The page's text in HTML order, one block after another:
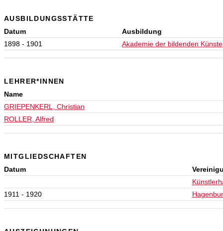
AUSBILDUNGSSTÄTTE
Datum
Ausbildung
1898 - 1901
Akademie der bildenden
LEHRER*INNEN
Name
GRIEPENKERL, Christian
ROLLER, Alfred
MITGLIEDSCHAFTEN
Datum
1911 - 1920